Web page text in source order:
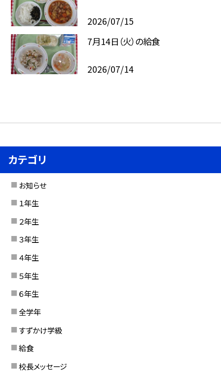
2026/07/15
7月14日（火）の給食
2026/07/14
カテゴリ
お知らせ
１年生
２年生
３年生
４年生
５年生
６年生
全学年
すずかけ学級
給食
校長メッセージ